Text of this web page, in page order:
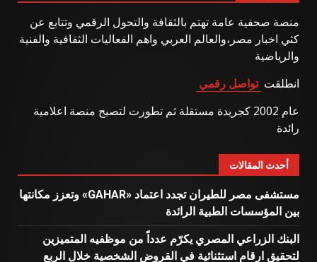
منصة صحفية عامة تهتم بالثقافة والتحول الرقمي وتتابع عن
كثي اخبار مصر،والعالم العربي واهم الفعاليات الثقافية والفنية
والرياضية
انطلقت تواصل رقمي
عام 2002 كجريدة مستقلة ثم تطورت لتصبح منصة اعلامية
رائدة
أحدث المقالات
مستشفى مصر للطيران تجدد اعتماد «GAHAR» وتعزز مكانتها
بين المؤسسات الطبية الرائدة
البنك الزراعي المصري يكرّم عدداً من موظفيه المتميزين
لتحقيق ارقام استثنائية في القروض الشخصية خلال الربع